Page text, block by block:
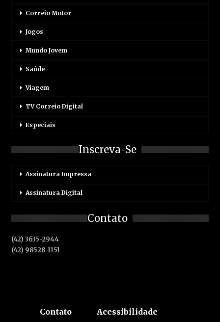
Correio Motor
Jogos
Mundo Jovem
Saúde
Viagem
TV Correio Digital
Especiais
Inscreva-Se
Assinatura Impressa
Assinatura Digital
Contato
(42) 3635-2944
(42) 98528-1151
Contato Acessibilidade